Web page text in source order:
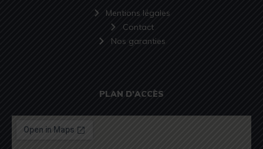
Mentions légales
Contact
Nos garanties
PLAN D'ACCÈS